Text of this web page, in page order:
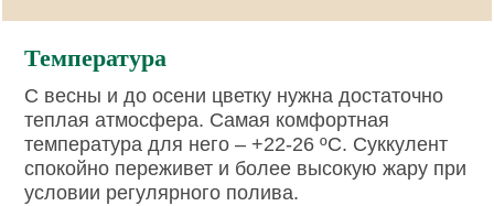
Температура
С весны и до осени цветку нужна достаточно
теплая атмосфера. Самая комфортная
температура для него – +22-26 ºC. Суккулент
спокойно переживет и более высокую жару при
условии регулярного полива.